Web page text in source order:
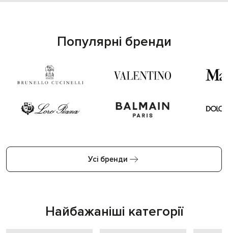
Популярні бренди
Усі бренди
Найбажаніші категорії